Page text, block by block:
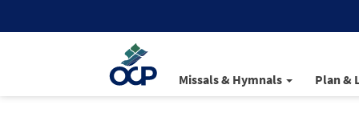
Missals & Hymnals Plan &